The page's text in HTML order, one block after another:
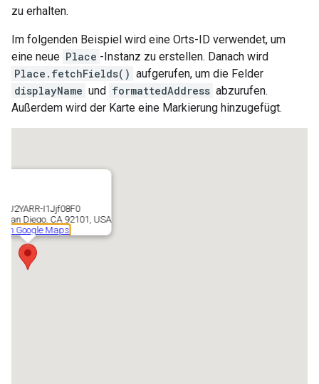
zu erhalten.
Im folgenden Beispiel wird eine Orts-ID verwendet, um
eine neue Place -Instanz zu erstellen. Danach wird
Place.fetchFields() aufgerufen, um die Felder
displayName und formattedAddress abzurufen.
Außerdem wird der Karte eine Markierung hinzugefügt.